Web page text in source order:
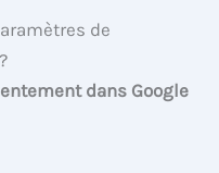
de
dans Google